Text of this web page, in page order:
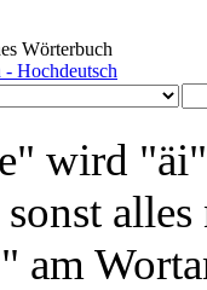
Wörterbuch
- Hochdeutsch
wird
sonst
am